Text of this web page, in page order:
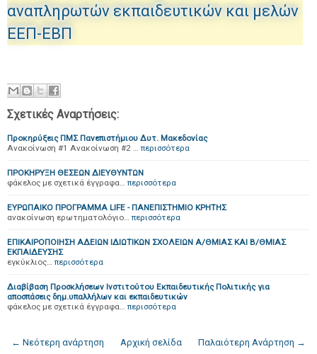
αναπληρωτών εκπαιδευτικών και μελών
ΕΕΠ-ΕΒΠ
Σχετικές Αναρτήσεις:
Προκηρύξεις ΠΜΣ Πανεπιστήμιου Δυτ. Μακεδονίας
Ανακοίνωση #1 Ανακοίνωση #2 … περισσότερα
ΠΡΟΚΗΡΥΞΗ ΘΕΣΕΩΝ ΔΙΕΥΘΥΝΤΩΝ
φάκελος με σχετικά έγγραφα… περισσότερα
ΕΥΡΩΠΑΙΚΟ ΠΡΟΓΡΑΜΜΑ LIFE - ΠΑΝΕΠΙΣΤΗΜΙΟ ΚΡΗΤΗΣ
ανακοίνωση ερωτηματολόγιο… περισσότερα
ΕΠΙΚΑΙΡΟΠΟΙΗΣΗ ΑΔΕΙΩΝ ΙΔΙΩΤΙΚΩΝ ΣΧΟΛΕΙΩΝ Α/ΘΜΙΑΣ ΚΑΙ Β/ΘΜΙΑΣ
ΕΚΠΑΙΔΕΥΣΗΣ
εγκύκλιος… περισσότερα
Διαβίβαση Προσκλήσεων Ινστιτούτου Εκπαιδευτικής Πολιτικής για
αποσπάσεις δημ.υπαλλήλων και εκπαιδευτικών
φάκελος με σχετικά έγγραφα… περισσότερα
← Νεότερη ανάρτηση Παλαιότερη Ανάρτηση →
Αρχική σελίδα